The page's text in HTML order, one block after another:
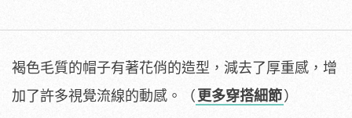
褐色毛質的帽子有著花俏的造型，減去了厚重感，增
加了許多視覺流線的動感。（ 更多穿搭細節）